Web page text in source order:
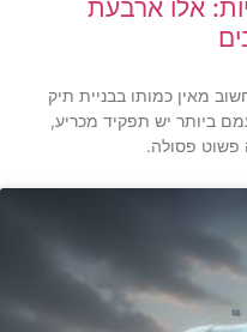
אלו ארבעת
מאין כמותו בבניית תיק
ביותר יש תפקיד מכריע,
פשוט פסולה.